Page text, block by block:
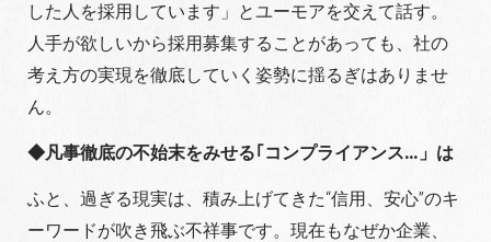
した人を採用しています」とユーモアを交えて話す。
人手が欲しいから採用募集することがあっても、社の
考え方の実現を徹底していく姿勢に揺るぎはありませ
ん。
◆凡事徹底の不始末をみせる｢コンプライアンス…」は
ふと、過ぎる現実は、積み上げてきた“信用、安心”のキ
ーワードが吹き飛ぶ不祥事です。現在もなぜか企業、